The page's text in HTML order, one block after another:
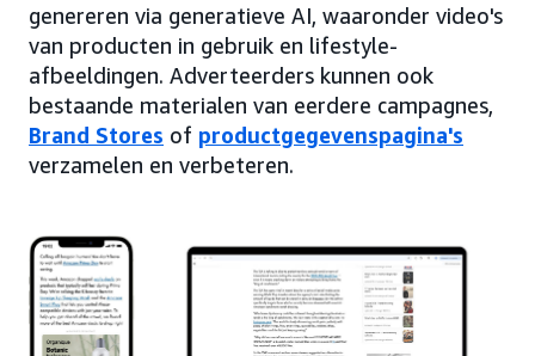
genereren via generatieve AI, waaronder video's
van producten in gebruik en lifestyle-
afbeeldingen. Adverteerders kunnen ook
bestaande materialen van eerdere campagnes,
Brand Stores of productgegevenspagina's
verzamelen en verbeteren.